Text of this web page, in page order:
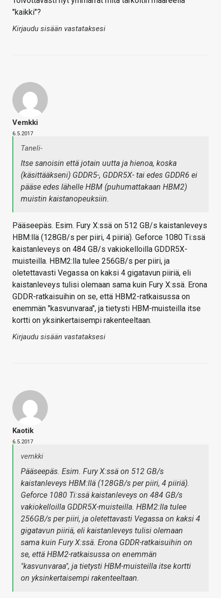
"kaikki"?
Kirjaudu sisään vastataksesi
Vemkki
6.5.2017
Taneli-
Itse sanoisin että jotain uutta ja hienoa, koska
(käsittääkseni) GDDR5-, GDDR5X- tai edes GDDR6 ei
pääse edes lähelle HBM (puhumattakaan HBM2)
muistin kaistanopeuksiin.
Pääseepäs. Esim. Fury X:ssä on 512 GB/s kaistanleveys
HBM:llä (128GB/s per piiri, 4 piiriä). Geforce 1080 Ti:ssä
kaistanleveys on 484 GB/s vakiokelloilla GDDR5X-
muisteilla. HBM2:lla tulee 256GB/s per piiri, ja
oletettavasti Vegassa on kaksi 4 gigatavun piiriä, eli
kaistanleveys tulisi olemaan sama kuin Fury X:ssä. Erona
GDDR-ratkaisuihin on se, että HBM2-ratkaisussa on
enemmän "kasvunvaraa", ja tietysti HBM-muisteilla itse
kortti on yksinkertaisempi rakenteeltaan.
Kirjaudu sisään vastataksesi
Kaotik
6.5.2017
vemkki
Pääseepäs. Esim. Fury X:ssä on 512 GB/s
kaistanleveys HBM:llä (128GB/s per piiri, 4 piiriä).
Geforce 1080 Ti:ssä kaistanleveys on 484 GB/s
vakiokelloilla GDDR5X-muisteilla. HBM2:lla tulee
256GB/s per piiri, ja oletettavasti Vegassa on kaksi 4
gigatavun piiriä, eli kaistanleveys tulisi olemaan
sama kuin Fury X:ssä. Erona GDDR-ratkaisuihin on
se, että HBM2-ratkaisussa on enemmän
"kasvunvaraa", ja tietysti HBM-muisteilla itse kortti
on yksinkertaisempi rakenteeltaan.